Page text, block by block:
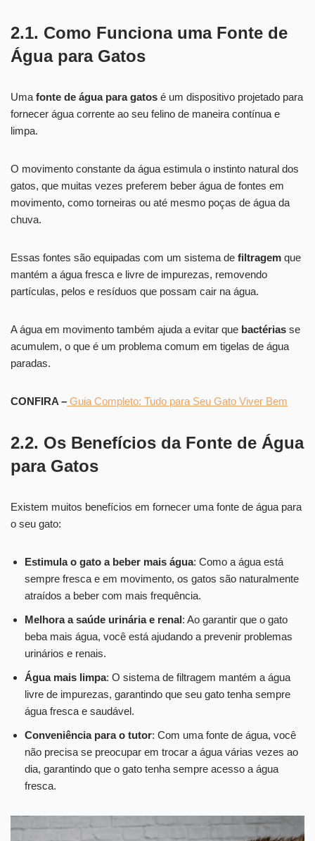
2.1. Como Funciona uma Fonte de
Água para Gatos
Uma fonte de água para gatos é um dispositivo projetado para
fornecer água corrente ao seu felino de maneira contínua e
limpa.
O movimento constante da água estimula o instinto natural dos
gatos, que muitas vezes preferem beber água de fontes em
movimento, como torneiras ou até mesmo poças de água da
chuva.
Essas fontes são equipadas com um sistema de filtragem que
mantém a água fresca e livre de impurezas, removendo
partículas, pelos e resíduos que possam cair na água.
A água em movimento também ajuda a evitar que bactérias se
acumulem, o que é um problema comum em tigelas de água
paradas.
CONFIRA – Guia Completo: Tudo para Seu Gato Viver Bem
2.2. Os Benefícios da Fonte de Água
para Gatos
Existem muitos benefícios em fornecer uma fonte de água para
o seu gato:
Estimula o gato a beber mais água: Como a água está
sempre fresca e em movimento, os gatos são naturalmente
atraídos a beber com mais frequência.
Melhora a saúde urinária e renal: Ao garantir que o gato
beba mais água, você está ajudando a prevenir problemas
urinários e renais.
Água mais limpa: O sistema de filtragem mantém a água
livre de impurezas, garantindo que seu gato tenha sempre
água fresca e saudável.
Conveniência para o tutor: Com uma fonte de água, você
não precisa se preocupar em trocar a água várias vezes ao
dia, garantindo que o gato tenha sempre acesso a água
fresca.